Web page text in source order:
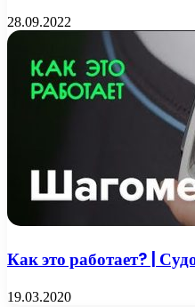
28.09.2022
Как это работает? |
19.03.2020